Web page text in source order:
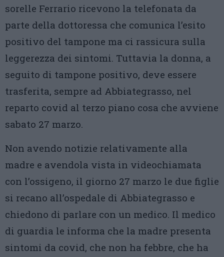
sorelle Ferrario ricevono la telefonata da
parte della dottoressa che comunica l’esito
positivo del tampone ma ci rassicura sulla
leggerezza dei sintomi. Tuttavia la donna, a
seguito di tampone positivo, deve essere
trasferita, sempre ad Abbiategrasso, nel
reparto covid al terzo piano cosa che avviene
sabato 27 marzo.
Non avendo notizie relativamente alla
madre e avendola vista in videochiamata
con l’ossigeno, il giorno 27 marzo le due figlie
si recano all’ospedale di Abbiategrasso e
chiedono di parlare con un medico. Il medico
di guardia le informa che la madre presenta
sintomi da covid, che non ha febbre, che ha